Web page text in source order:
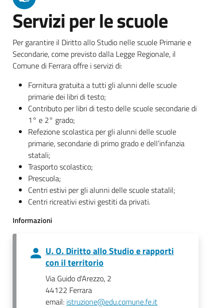
Servizi per le scuole
Per garantire il Diritto allo Studio nelle scuole Primarie e
Secondarie, come previsto dalla Legge Regionale, il
Comune di Ferrara offre i servizi di:
Fornitura gratuita a tutti gli alunni delle scuole
primarie dei libri di testo;
Contributo per libri di testo delle scuole secondarie di
1° e 2° grado;
Refezione scolastica per gli alunni delle scuole
primarie, secondarie di primo grado e dell’infanzia
statali;
Trasporto scolastico;
Prescuola;
Centri estivi per gli alunni delle scuole statalil;
Centri ricreativi estivi gestiti da privati.
Informazioni
U. O. Diritto allo Studio e rapporti
con il territorio
Via Guido d'Arezzo, 2
44122 Ferrara
email: istruzione@edu.comune.fe.it